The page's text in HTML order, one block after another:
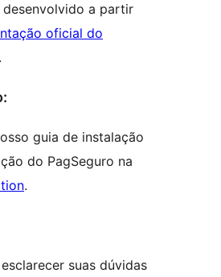
desenvolvido a partir
oficial do
.
guia de instalação
do PagSeguro na
.
suas dúvidas